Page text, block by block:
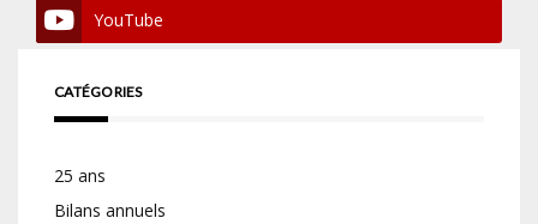
YouTube
CATÉGORIES
25 ans
Bilans annuels